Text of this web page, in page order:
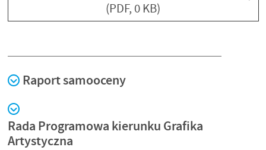
(PDF, 0 KB)
Raport samooceny
Raport samooceny Kierunku Grafika (zakres: grafika
artystyczna) 2023 (pdf, 0 kb)
Rada Programowa kierunku Grafika
Artystyczna